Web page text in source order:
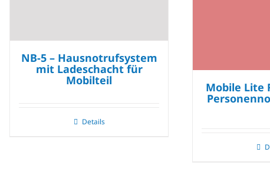
NB-5 – Hausnotrufsystem
mit Ladeschacht für
Mobilteil
Details
Mobile Lite